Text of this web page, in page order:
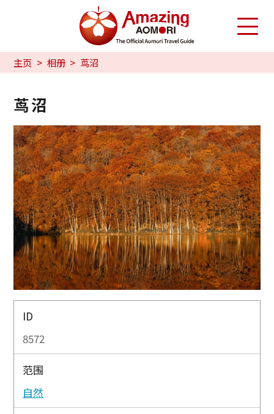
主页 相册 茑沼
茑沼
ID
8572
范围
自然